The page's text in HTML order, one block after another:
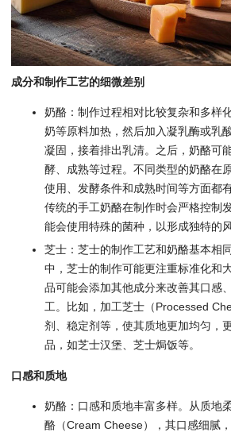
成分和制作工艺的细微差别
奶酪：制作过程相对比较复杂和多样
奶等原料加热，然后加入凝乳酶或乳
凝固，接着排出乳清。之后，奶酪可
酵、成熟等过程。不同类型的奶酪在
使用、发酵条件和成熟时间等方面都
传统的手工奶酪在制作时会严格控制
能会使用特殊的菌种，以形成独特的风
芝士：芝士的制作工艺和奶酪基本相
中，芝士的制作可能更注重标准化和
品可能会添加其他成分来改善其口感
工。比如，加工芝士（Processed
剂、稳定剂等，使其质地更加均匀，
品，如芝士汉堡、芝士焗饭等。
口感和质地
奶酪：口感和质地丰富多样。从质地
酪（Cream Cheese），其口感细腻